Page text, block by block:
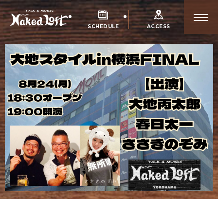
SCHEDULE ACCESS